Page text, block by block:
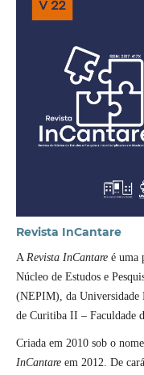
Revista InCantare
A Revista InCantareé uma
Núcleo de Estudos e
(NEPIM), da Universidade
de Curitiba II – Faculdade
Criada em 2010 sob o nome
InCantareem 2012. De